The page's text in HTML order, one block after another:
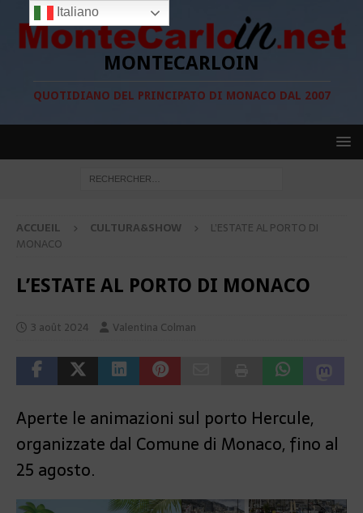
MONTECARLOIN
QUOTIDIANO DEL PRINCIPATO DI MONACO DAL 2007
ACCUEIL CULTURA&SHOW
L’ESTATE AL PORTO DI
MONACO
L’ESTATE AL PORTO DI MONACO
3 août 2024 Valentina Colman
Aperte le animazioni sul porto Hercule,
organizzate dal Comune di Monaco, fino al
25 agosto.
Italiano